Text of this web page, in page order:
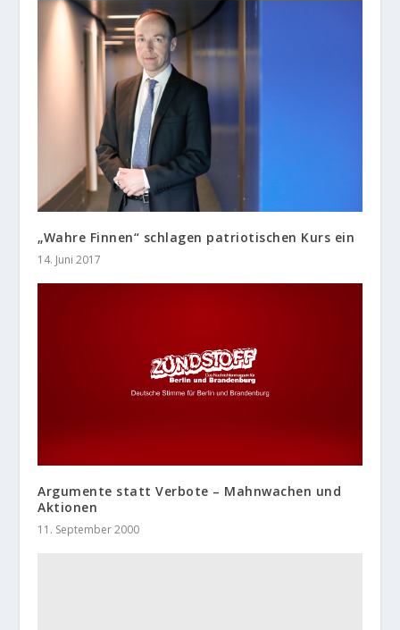
„Wahre Finnen“ schlagen patriotischen Kurs ein
14. Juni 2017
Argumente statt Verbote – Mahnwachen und
Aktionen
11. September 2000